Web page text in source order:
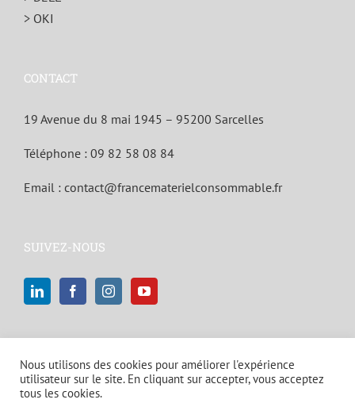
> OKI
CONTACT
19 Avenue du 8 mai 1945 – 95200 Sarcelles
Téléphone : 09 82 58 08 84
Email : contact@francematerielconsommable.fr
SUIVEZ-NOUS
Nous utilisons des cookies pour améliorer l'expérience
utilisateur sur le site. En cliquant sur accepter, vous acceptez
tous les cookies.